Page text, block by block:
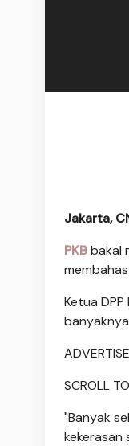
Jakarta,
PKBbakal
Ketua
SCROLL
"Banyak
kekerasan